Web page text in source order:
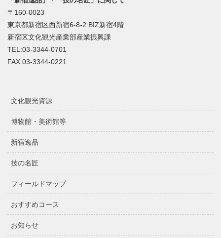
〒160-0023
東京都新宿区西新宿6-8-2 BIZ新宿4階
新宿区文化観光産業部産業振興課
TEL:03-3344-0701
FAX:03-3344-0221
文化観光資源
博物館・美術館等
新宿逸品
技の名匠
フィールドマップ
おすすめコース
お知らせ